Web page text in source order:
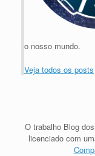
o nosso mundo.
Veja todos os posts
O trabalho Blog
licenciado com